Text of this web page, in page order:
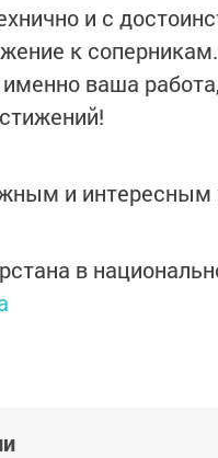
и с
к
ваша
и интересным
в